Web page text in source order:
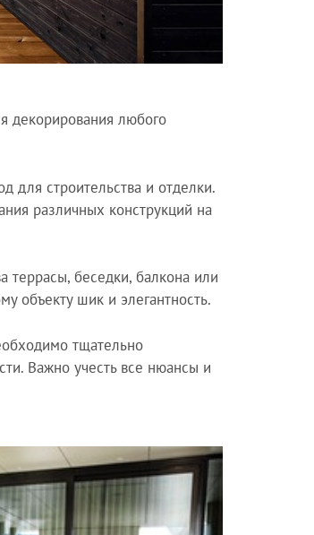
декорирования любого
для строительства и отделки.
различных конструкций на
беседки, балкона или
объекту шик и элегантность.
тщательно
Важно учесть все нюансы и